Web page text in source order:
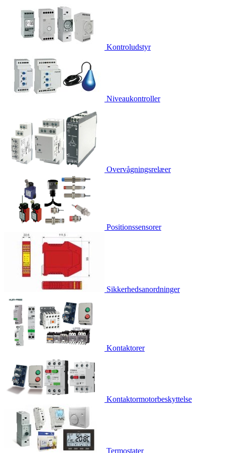
Kontroludstyr
Niveaukontroller
Overvågningsrelæer
Positionssensorer
Sikkerhedsanordninger
Kontaktorer
Kontaktormotorbeskyttelse
Termostater